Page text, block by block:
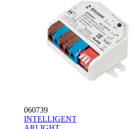
060739
INTELLIGENT